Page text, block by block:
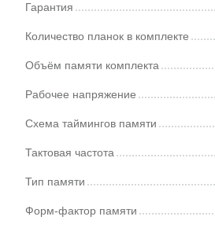
Гарантия
Количество планок в комплекте
Объём памяти комплекта
Рабочее напряжение
Схема таймингов памяти
Тактовая частота
Тип памяти
Форм-фактор памяти